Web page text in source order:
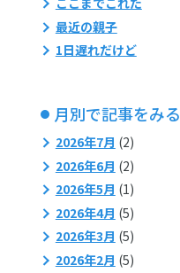
最近の親子
1日遅れだけど
月別で記事をみる
2026年7月 (2)
2026年6月 (2)
2026年5月 (1)
2026年4月 (5)
2026年3月 (5)
2026年2月 (5)